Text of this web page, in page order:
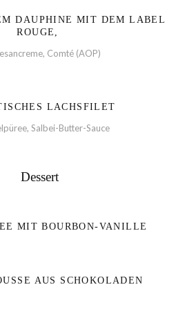
DAUPHINE MIT DEM LABEL
ROUGE,
Comté (AOP)
LACHSFILET
Salbei-Butter-Sauce
Dessert
MIT BOURBON-VANILLE
AUS SCHOKOLADEN